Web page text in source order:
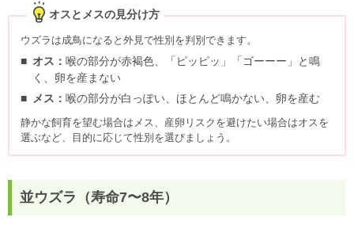
オスとメスの見分け方
ウズラは成鳥になると外見で性別を判別できます。
オス：喉の部分が赤褐色、「ピッピッ」「ゴーーー」と鳴
く、卵を産まない
メス：喉の部分が白っぽい、ほとんど鳴かない、卵を産む
静かな飼育を望む場合はメス、産卵リスクを避けたい場合はオスを
選ぶなど、目的に応じて性別を選びましょう。
並ウズラ（寿命7〜8年）